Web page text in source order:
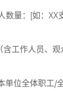
数量：[如：XX
工作人员、观
单位全体职工/